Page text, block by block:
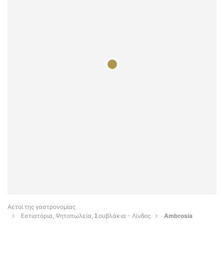
Αετοί της γαστρονομίας
Εστιατόρια, Ψητοπωλεία, Σουβλάκια - Λίνδος
Ambrosia